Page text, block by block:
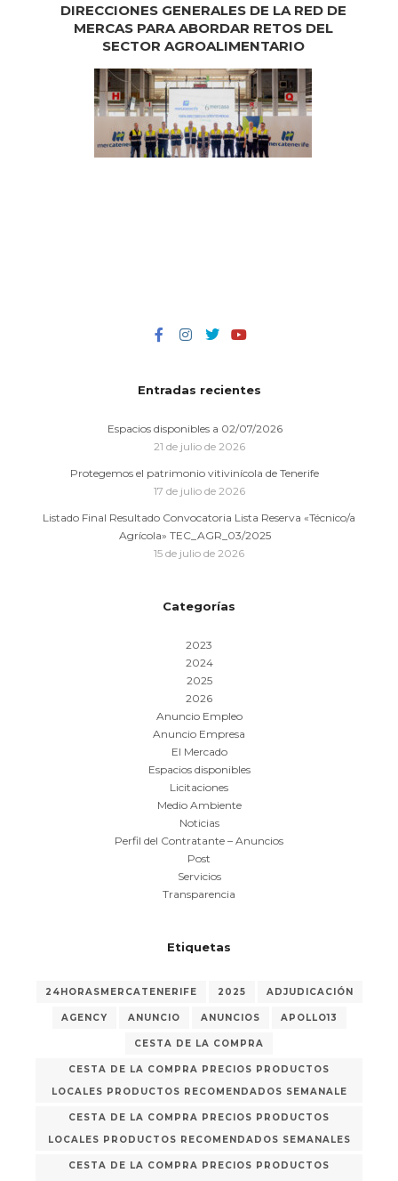
DIRECCIONES GENERALES DE LA RED DE
MERCAS PARA ABORDAR RETOS DEL
SECTOR AGROALIMENTARIO
Entradas recientes
Espacios disponibles a 02/07/2026
21 de julio de 2026
Protegemos el patrimonio vitivinícola de Tenerife
17 de julio de 2026
Listado Final Resultado Convocatoria Lista Reserva «Técnico/a
Agrícola» TEC_AGR_03/2025
15 de julio de 2026
Categorías
2023
2024
2025
2026
Anuncio Empleo
Anuncio Empresa
El Mercado
Espacios disponibles
Licitaciones
Medio Ambiente
Noticias
Perfil del Contratante – Anuncios
Post
Servicios
Transparencia
Etiquetas
24HORASMERCATENERIFE 2025 ADJUDICACIÓN
AGENCY ANUNCIO ANUNCIOS APOLLO13
CESTA DE LA COMPRA
CESTA DE LA COMPRA PRECIOS PRODUCTOS
LOCALES PRODUCTOS RECOMENDADOS SEMANALE
CESTA DE LA COMPRA PRECIOS PRODUCTOS
LOCALES PRODUCTOS RECOMENDADOS SEMANALES
CESTA DE LA COMPRA PRECIOS PRODUCTOS